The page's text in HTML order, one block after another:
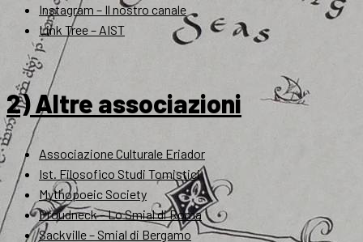
Instagram – Il nostro canale
Link Tree – AIST
2) Altre associazioni
Associazione Culturale Eriador
Ist. Filosofico Studi Tomistici
Mythopoeic Society
Proudneck – Lo Smial di Roma
Sackville – Smial di Bergamo